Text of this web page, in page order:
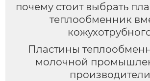
почему стоит выбрать
теплообменник
Пластины
молочной
производители